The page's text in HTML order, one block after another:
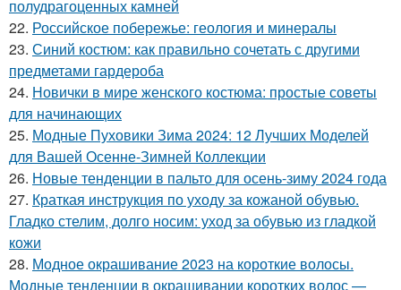
полудрагоценных камней
22. Российское побережье: геология и минералы
23. Синий костюм: как правильно сочетать с другими
предметами гардероба
24. Новички в мире женского костюма: простые советы
для начинающих
25. Модные Пуховики Зима 2024: 12 Лучших Моделей
для Вашей Осенне-Зимней Коллекции
26. Новые тенденции в пальто для осень-зиму 2024 года
27. Краткая инструкция по уходу за кожаной обувью.
Гладко стелим, долго носим: уход за обувью из гладкой
кожи
28. Модное окрашивание 2023 на короткие волосы.
Модные тенденции в окрашивании коротких волос —